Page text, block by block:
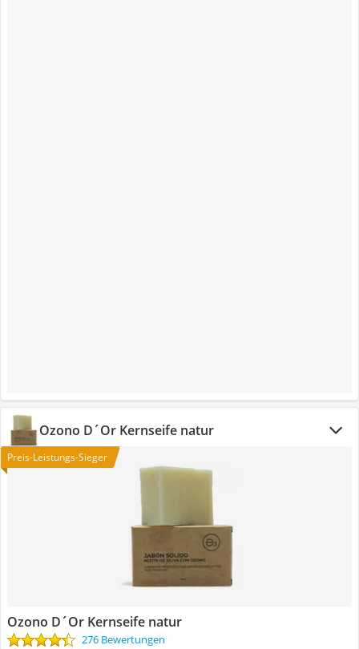
Ozono D´Or Kernseife natur
Preis-Leistungs-Sieger
Ozono D´Or Kernseife natur
276 Bewertungen